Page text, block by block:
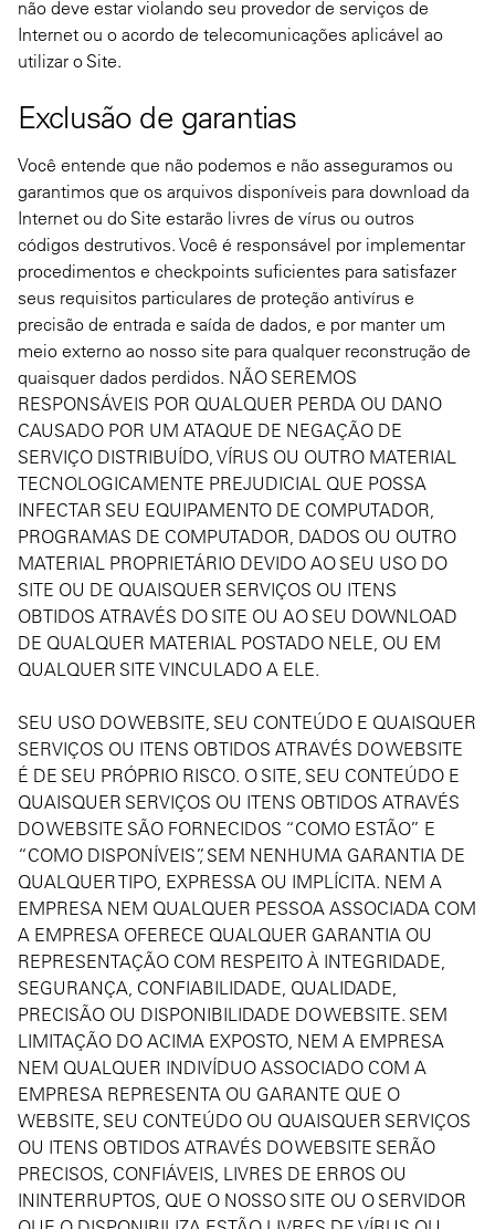
não deve estar violando seu provedor de serviços de
Internet ou o acordo de telecomunicações aplicável ao
utilizar o Site.
Exclusão de garantias
Você entende que não podemos e não asseguramos ou
garantimos que os arquivos disponíveis para download da
Internet ou do Site estarão livres de vírus ou outros
códigos destrutivos. Você é responsável por implementar
procedimentos e checkpoints suficientes para satisfazer
seus requisitos particulares de proteção antivírus e
precisão de entrada e saída de dados, e por manter um
meio externo ao nosso site para qualquer reconstrução de
quaisquer dados perdidos. NÃO SEREMOS
RESPONSÁVEIS POR QUALQUER PERDA OU DANO
CAUSADO POR UM ATAQUE DE NEGAÇÃO DE
SERVIÇO DISTRIBUÍDO, VÍRUS OU OUTRO MATERIAL
TECNOLOGICAMENTE PREJUDICIAL QUE POSSA
INFECTAR SEU EQUIPAMENTO DE COMPUTADOR,
PROGRAMAS DE COMPUTADOR, DADOS OU OUTRO
MATERIAL PROPRIETÁRIO DEVIDO AO SEU USO DO
SITE OU DE QUAISQUER SERVIÇOS OU ITENS
OBTIDOS ATRAVÉS DO SITE OU AO SEU DOWNLOAD
DE QUALQUER MATERIAL POSTADO NELE, OU EM
QUALQUER SITE VINCULADO A ELE.
SEU USO DO WEBSITE, SEU CONTEÚDO E QUAISQUER
SERVIÇOS OU ITENS OBTIDOS ATRAVÉS DO WEBSITE
É DE SEU PRÓPRIO RISCO. O SITE, SEU CONTEÚDO E
QUAISQUER SERVIÇOS OU ITENS OBTIDOS ATRAVÉS
DO WEBSITE SÃO FORNECIDOS “COMO ESTÃO” E
“COMO DISPONÍVEIS”, SEM NENHUMA GARANTIA DE
QUALQUER TIPO, EXPRESSA OU IMPLÍCITA. NEM A
EMPRESA NEM QUALQUER PESSOA ASSOCIADA COM
A EMPRESA OFERECE QUALQUER GARANTIA OU
REPRESENTAÇÃO COM RESPEITO À INTEGRIDADE,
SEGURANÇA, CONFIABILIDADE, QUALIDADE,
PRECISÃO OU DISPONIBILIDADE DO WEBSITE. SEM
LIMITAÇÃO DO ACIMA EXPOSTO, NEM A EMPRESA
NEM QUALQUER INDIVÍDUO ASSOCIADO COM A
EMPRESA REPRESENTA OU GARANTE QUE O
WEBSITE, SEU CONTEÚDO OU QUAISQUER SERVIÇOS
OU ITENS OBTIDOS ATRAVÉS DO WEBSITE SERÃO
PRECISOS, CONFIÁVEIS, LIVRES DE ERROS OU
ININTERRUPTOS, QUE O NOSSO SITE OU O SERVIDOR